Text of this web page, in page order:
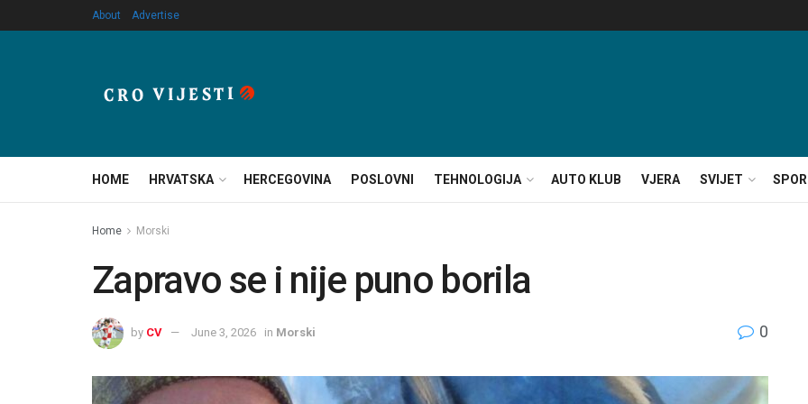
About Advertise
HOME HRVATSKA HERCEGOVINA POSLOVNI TEHNOLOGIJA AUTO KLUB VJERA SVIJET
Home Morski
Zapravo se i nije puno borila
by CV June 3, 2026 in Morski 0